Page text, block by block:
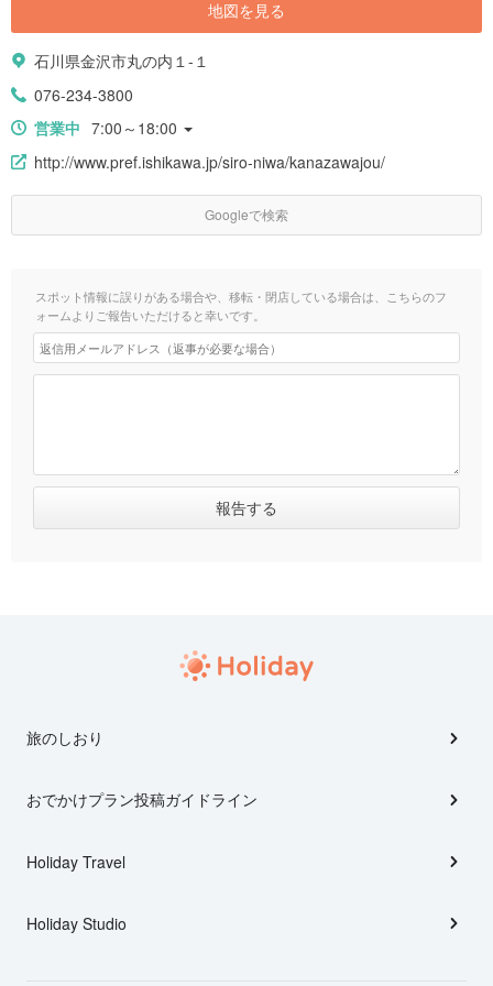
地図を見る
石川県金沢市丸の内１-１
076-234-3800
営業中 7:00～18:00
http://www.pref.ishikawa.jp/siro-niwa/kanazawajou/
Googleで検索
スポット情報に誤りがある場合や、移転・閉店している場合は、こちらのフ
ォームよりご報告いただけると幸いです。
旅のしおり
おでかけプラン投稿ガイドライン
Holiday Travel
Holiday Studio